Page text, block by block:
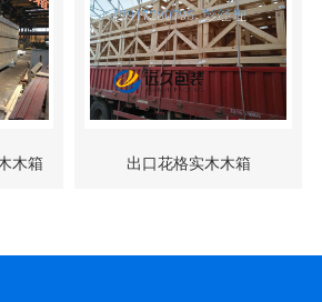
木箱 出口花格实木木箱